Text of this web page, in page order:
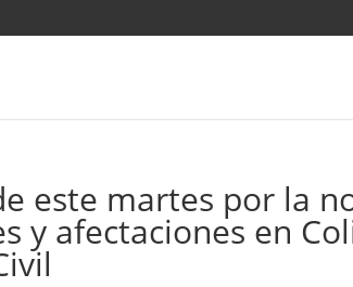
este martes por la
y afectaciones en